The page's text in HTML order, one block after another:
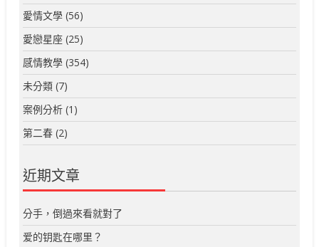
愛情文學 (56)
愛戀星座 (25)
感情教學 (354)
未分類 (7)
案例分析 (1)
第二春 (2)
近期文章
分手，倒過來看就對了
爱的钥匙在哪里？